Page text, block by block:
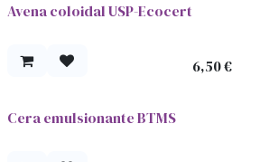
Avena coloidal USP-Ecocert
6,50€
Cera emulsionante BTMS